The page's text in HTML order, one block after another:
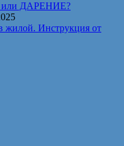
ДАРЕНИЕ?
жилой. Инструкция от